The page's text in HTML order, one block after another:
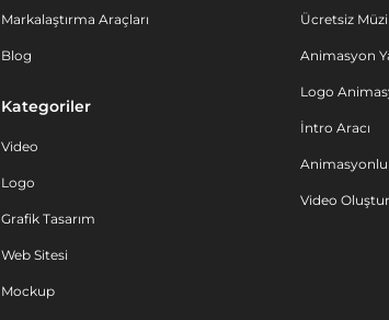
Markalaştırma Araçları
Blog
Kategoriler
Video
Logo
Grafik Tasarım
Web Sitesi
Mockup
Ücretsiz
Animasyon
Logo
İntro Aracı
Animasyonlu
Video